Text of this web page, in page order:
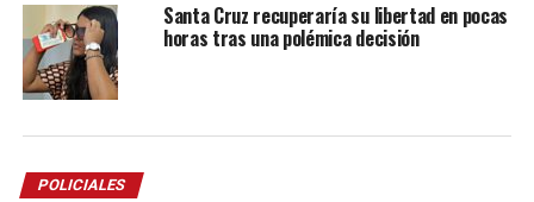
Santa Cruz recuperaría su libertad en pocas
horas tras una polémica decisión
POLICIALES